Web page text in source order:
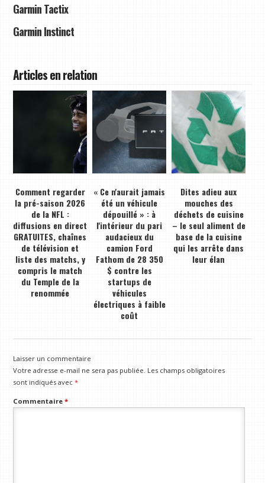
Garmin Tactix
Garmin Instinct
Articles en relation
Comment regarder
la pré-saison 2026
de la NFL :
diffusions en direct
GRATUITES, chaînes
de télévision et
liste des matchs, y
compris le match
du Temple de la
renommée
« Ce n'aurait jamais
été un véhicule
dépouillé » : à
l'intérieur du pari
audacieux du
camion Ford
Fathom de 28 350
$ contre les
startups de
véhicules
électriques à faible
coût
Dites adieu aux
mouches des
déchets de cuisine
– le seul aliment de
base de la cuisine
qui les arrête dans
leur élan
Laisser un commentaire
Votre adresse e-mail ne sera pas publiée. Les champs obligatoires
sont indiqués avec*
Commentaire*